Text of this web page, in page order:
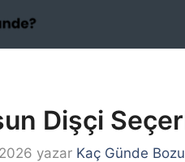
Dişçi
yazar Kaç Günde